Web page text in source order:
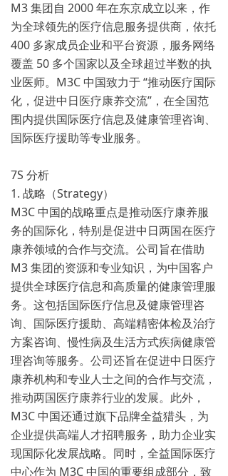
M3 集团自 2000 年在东京成立以来，作
为全球领先的医疗信息服务提供商，依托
400 多家成员企业和平台资源，服务网络
覆盖 50 多个国家以及全球超过半数的执
业医师。M3C 中国致力于 “推动医疗国际
化，促进中日医疗康养交流”，在全国范
围内提供国际医疗信息及健康管理咨询、
国际医疗援助等专业服务。
7S 分析
1. 战略（Strategy）
M3C 中国的战略重点是推动医疗康养服
务的国际化，特别是促进中日两国在医疗
康养领域的合作与交流。公司旨在借助
M3 集团的资源和专业知识，为中国客户
提供全球医疗信息和高质量的健康管理服
务。这包括国际医疗信息及健康管理咨
询、国际医疗援助、高端精密体检及治疗
方案咨询、慢性病及生活方式疾病健康管
理咨询等服务。公司还旨在促进中日医疗
康养机构和专业人士之间的合作与交流，
推动两国医疗康养行业的发展。此外，
M3C 中国还通过旗下品牌全益猎头，为
企业提供高端人才招聘服务，助力企业实
现国际化发展战略。同时，全益国际医疗
中心作为 M3C 中国的重要组成部分，致